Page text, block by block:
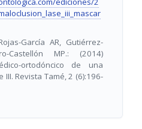
García AR, Gutiérrez-
Castellón MP.: (2014)
ortodóncico de una
III. Revista Tamé, 2 (6):196-